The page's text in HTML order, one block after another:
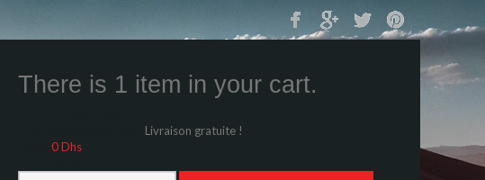
There is 1 item in your cart.
Livraison gratuite !
0 Dhs